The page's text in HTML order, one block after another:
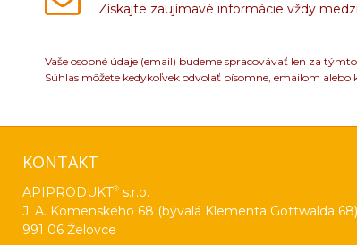
Získajte zaujímavé informácie vždy
Vaše osobné údaje (email) budeme spracovávať len za
Súhlas môžete kedykoľvek odvolať písomne, emailom
KONTAKT
APIPRODUKT® s.r.o.
J. A. Komenského 68 (bývalá Klementa Gottwalda 68)
991 06 Želovce